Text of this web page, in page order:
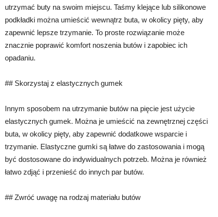
utrzymać buty na swoim miejscu. Taśmy klejące lub silikonowe
podkładki można umieścić wewnątrz buta, w okolicy pięty, aby
zapewnić lepsze trzymanie. To proste rozwiązanie może
znacznie poprawić komfort noszenia butów i zapobiec ich
opadaniu.
## Skorzystaj z elastycznych gumek
Innym sposobem na utrzymanie butów na pięcie jest użycie
elastycznych gumek. Można je umieścić na zewnętrznej części
buta, w okolicy pięty, aby zapewnić dodatkowe wsparcie i
trzymanie. Elastyczne gumki są łatwe do zastosowania i mogą
być dostosowane do indywidualnych potrzeb. Można je również
łatwo zdjąć i przenieść do innych par butów.
## Zwróć uwagę na rodzaj materiału butów